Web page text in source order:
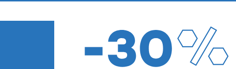
M20 M24 M30